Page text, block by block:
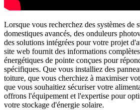
Lorsque vous recherchez des systèmes de
domestiques avancés, des onduleurs
des solutions intégrées pour votre projet
site web fournit des informations
énergétiques de pointe conçues pour
spécifiques. Que vous installiez des
toiture, que vous cherchiez à maximiser
que vous souhaitiez sécuriser votre
offrons l'équipement et l'expertise pour
votre stockage d'énergie solaire.